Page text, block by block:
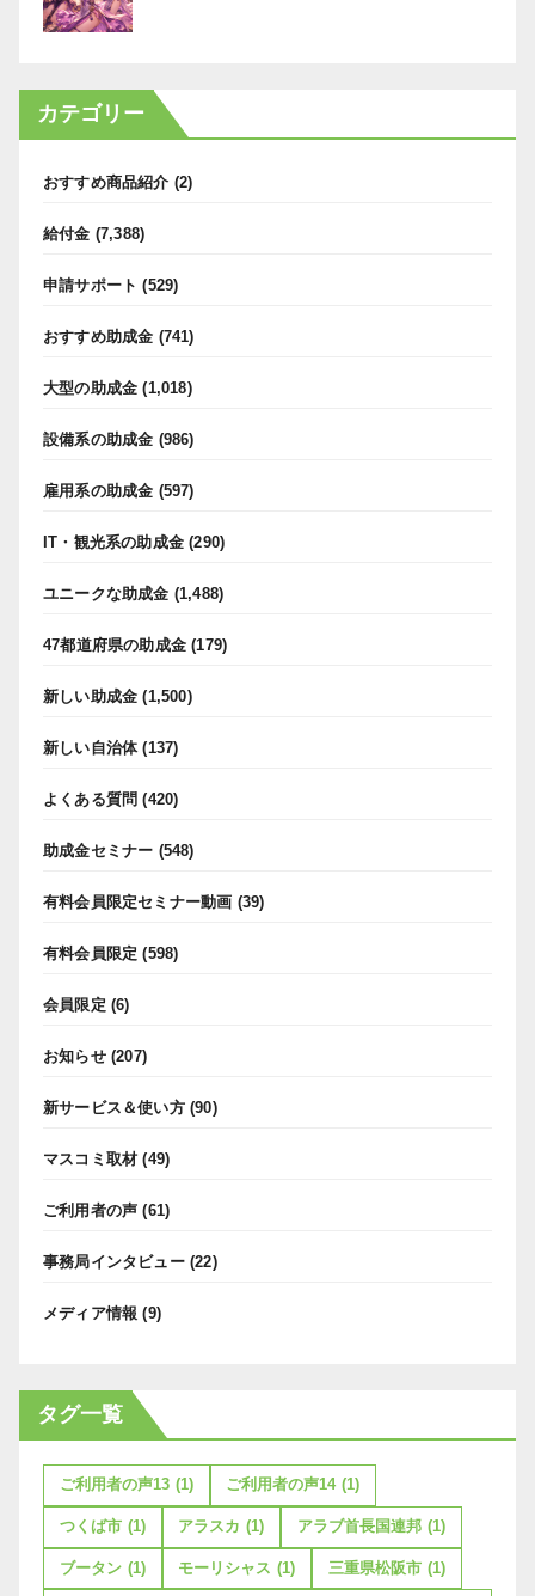
カテゴリー
おすすめ商品紹介 (2)
給付金 (7,388)
申請サポート (529)
おすすめ助成金 (741)
大型の助成金 (1,018)
設備系の助成金 (986)
雇用系の助成金 (597)
IT・観光系の助成金 (290)
ユニークな助成金 (1,488)
47都道府県の助成金 (179)
新しい助成金 (1,500)
新しい自治体(137)
よくある質問 (420)
助成金セミナー (548)
有料会員限定セミナー動画 (39)
有料会員限定 (598)
会員限定 (6)
お知らせ(207)
新サービス＆使い方(90)
マスコミ取材 (49)
ご利用者の声 (61)
事務局インタビュー(22)
メディア情報 (9)
タグ一覧
ご利用者の声13 (1) ご利用者の声14 (1)
つくば市 (1) アラスカ (1) アラブ首長国連邦 (1)
ブータン (1) モーリシャス (1) 三重県松阪市 (1)